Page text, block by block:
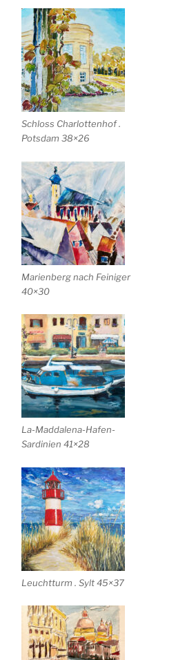
Schloss Charlottenhof .
Potsdam 38×26
Marienberg nach Feiniger
40×30
La-Maddalena-Hafen-
Sardinien 41×28
Leuchtturm . Sylt 45×37